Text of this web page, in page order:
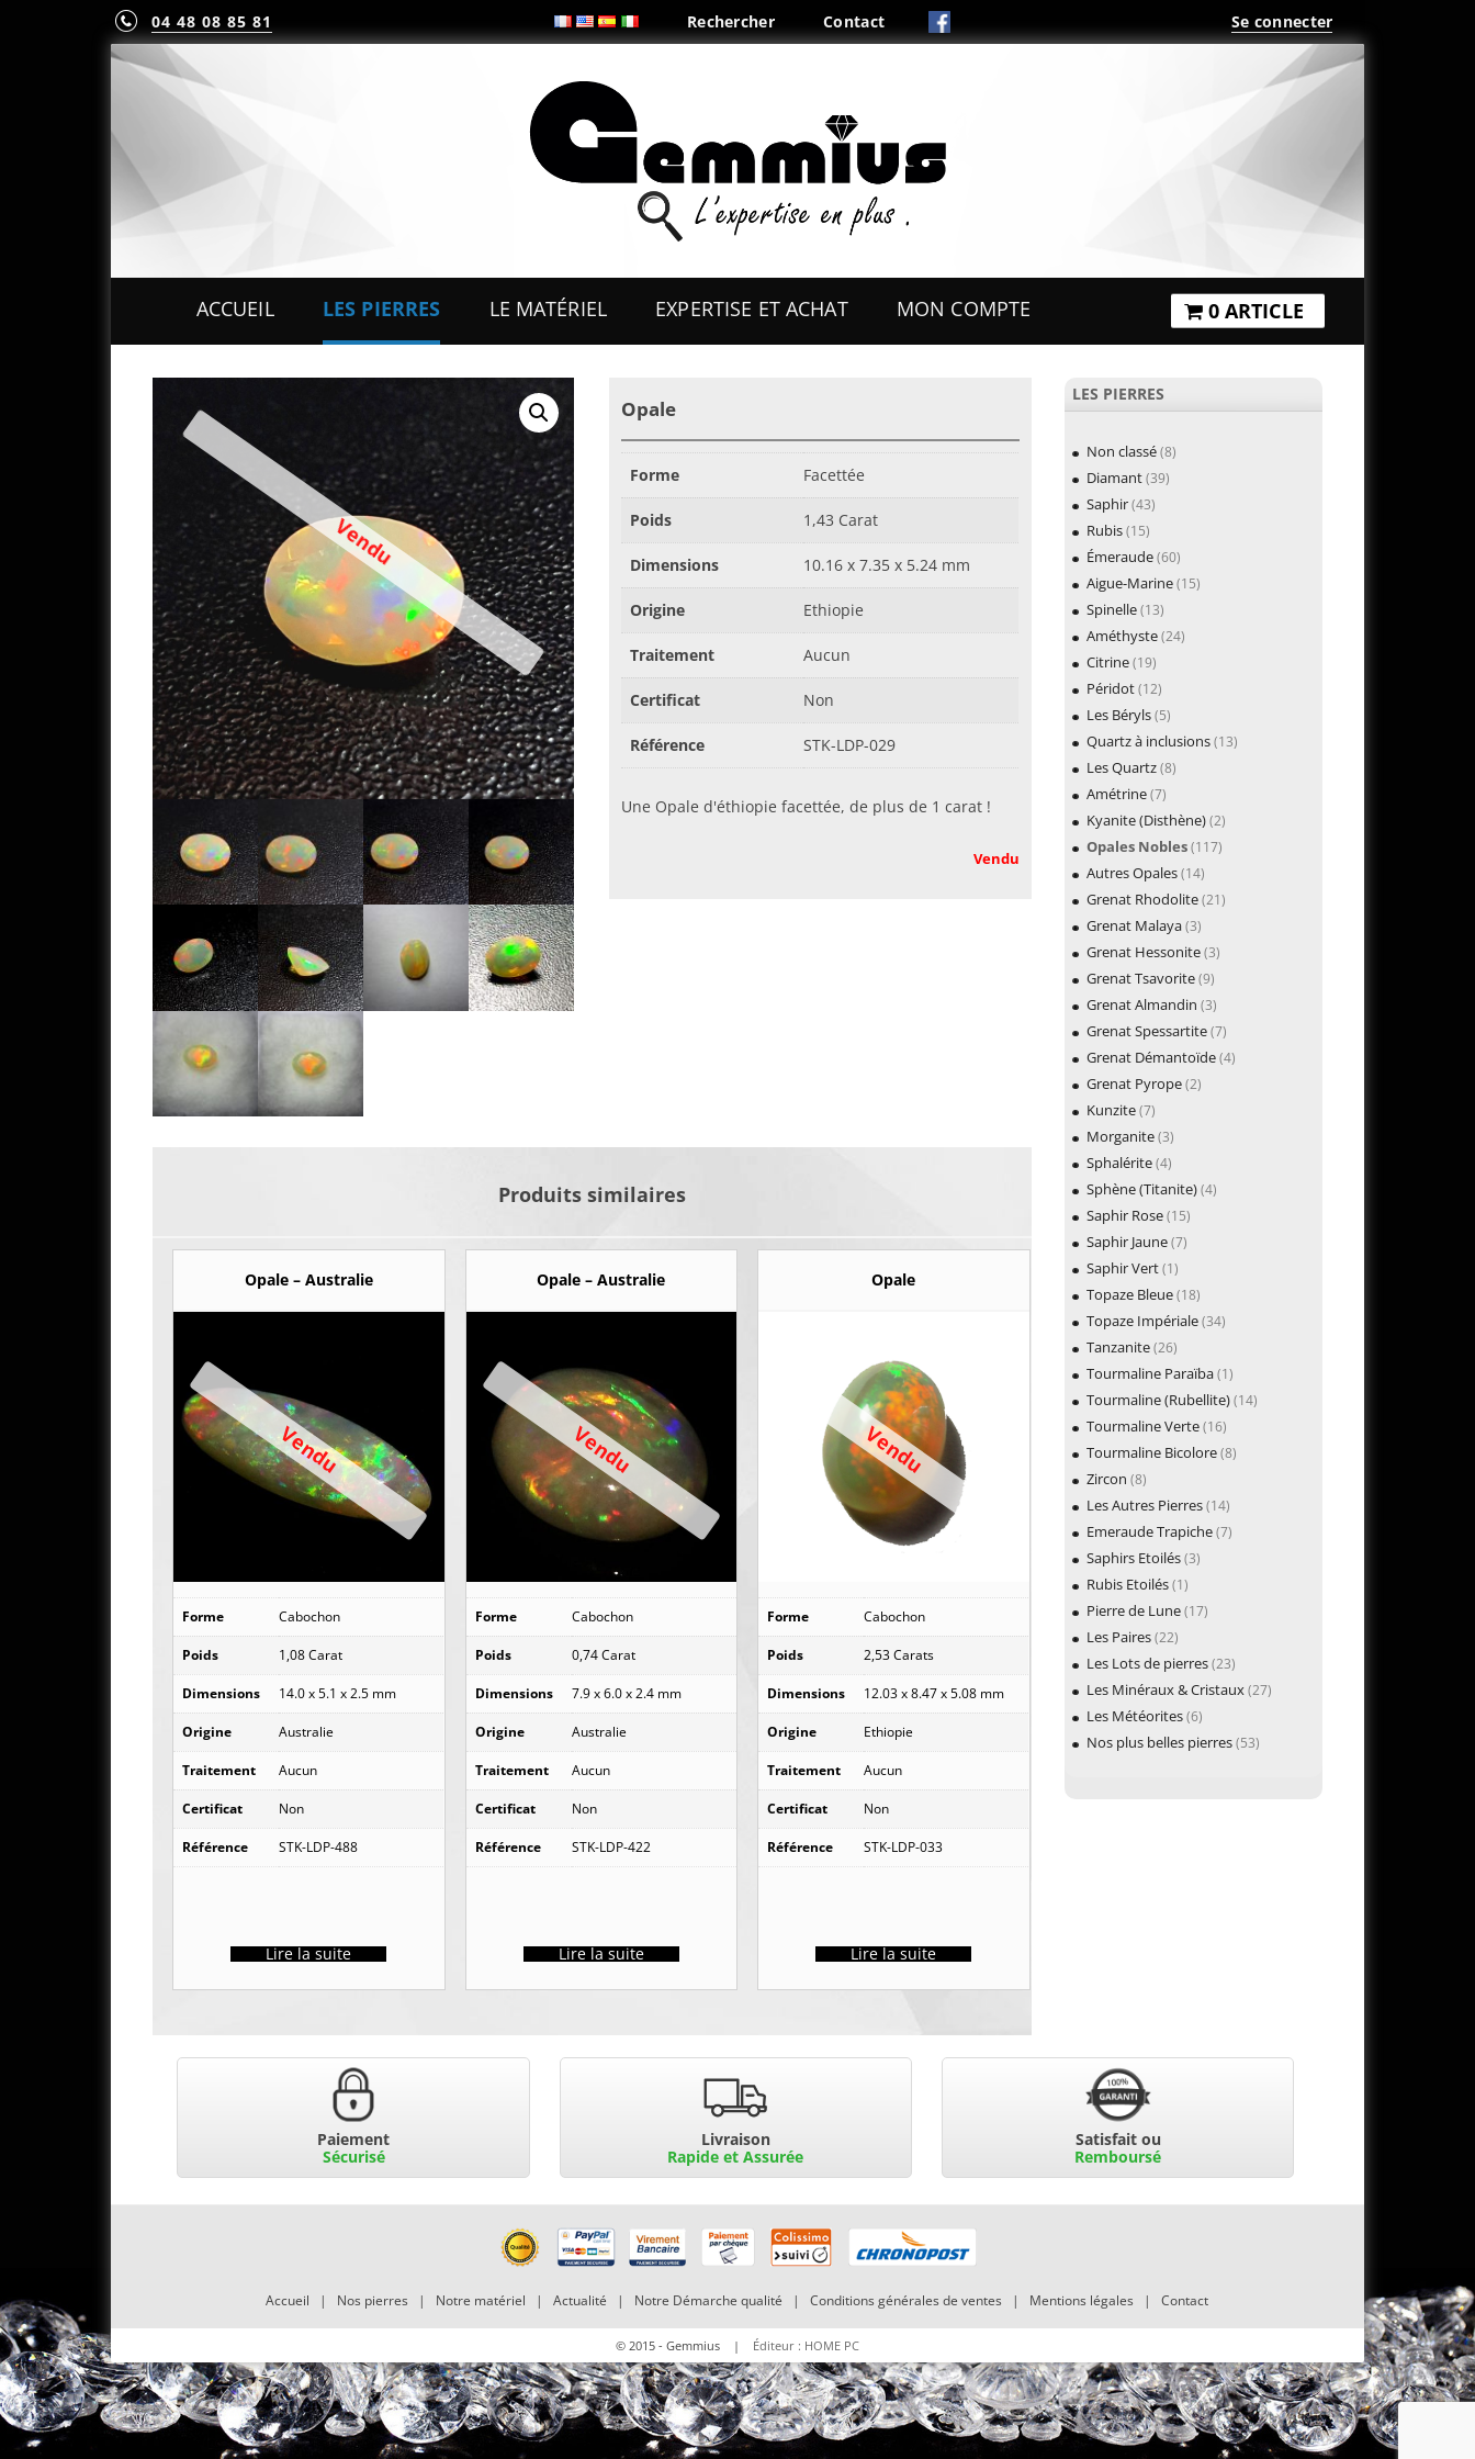
04 48 08 85 81 Rechercher Contact Se connecter
au
contenu
ACCUEIL LES PIERRES
PIERRES FINES
MINÉRAUX & CRISTAUX
LE MATÉRIEL
COFFRETS & PRÉSENTOIRS
BOITES & PLIS
EXPERTISE ET ACHAT MON COMPTE 0 ARTICLE
Vendu
Opale
Forme Facettée
Poids 1,43 Carat
Dimensions 10.16 x 7.35 x 5.24 mm
Origine Ethiopie
Traitement Aucun
Certificat Non
Référence STK-LDP-029
Une Opale d'éthiopie facettée, de plus de 1 carat !
Vendu
Produits similaires
Opale – Australie
Vendu
Forme Cabochon
Poids 1,08 Carat
Dimensions 14.0 x 5.1 x 2.5 mm
Origine Australie
Traitement Aucun
Certificat Non
Référence STK-LDP-488
Lire la suite
Opale – Australie
Vendu
Forme Cabochon
Poids 0,74 Carat
Dimensions 7.9 x 6.0 x 2.4 mm
Origine Australie
Traitement Aucun
Certificat Non
Référence STK-LDP-422
Lire la suite
Opale
Vendu
Forme Cabochon
Poids 2,53 Carats
Dimensions 12.03 x 8.47 x 5.08 mm
Origine Ethiopie
Traitement Aucun
Certificat Non
Référence STK-LDP-033
Lire la suite
LES PIERRES
Non classé(8)
Diamant(39)
Saphir(43)
Rubis(15)
Émeraude(60)
Aigue-Marine(15)
Spinelle(13)
Améthyste(24)
Citrine(19)
Péridot(12)
Les Béryls(5)
Quartz à inclusions(13)
Les Quartz(8)
Amétrine(7)
Kyanite (Disthène)(2)
Opales Nobles(117)
Autres Opales(14)
Grenat Rhodolite(21)
Grenat Malaya(3)
Grenat Hessonite(3)
Grenat Tsavorite(9)
Grenat Almandin (3)
Grenat Spessartite(7)
Grenat Démantoïde(4)
Grenat Pyrope(2)
Kunzite(7)
Morganite(3)
Sphalérite(4)
Sphène (Titanite)(4)
Saphir Rose(15)
Saphir Jaune(7)
Saphir Vert(1)
Topaze Bleue(18)
Topaze Impériale(34)
Tanzanite(26)
Tourmaline Paraïba(1)
Tourmaline (Rubellite)(14)
Tourmaline Verte(16)
Tourmaline Bicolore(8)
Zircon (8)
Les Autres Pierres(14)
Emeraude Trapiche(7)
Saphirs Etoilés(3)
Rubis Etoilés(1)
Pierre de Lune(17)
Les Paires(22)
Les Lots de pierres(23)
Les Minéraux & Cristaux(27)
Les Météorites(6)
Nos plus belles pierres(53)
Paiement
Sécurisé
Livraison
Rapide et Assurée
Satisfait ou
Remboursé
Accueil | Nos pierres | Notre matériel |Actualité | Notre Démarche qualité |Conditions générales de ventes | Mentions légales |Contact
© 2015 - Gemmius | Éditeur : HOME PC